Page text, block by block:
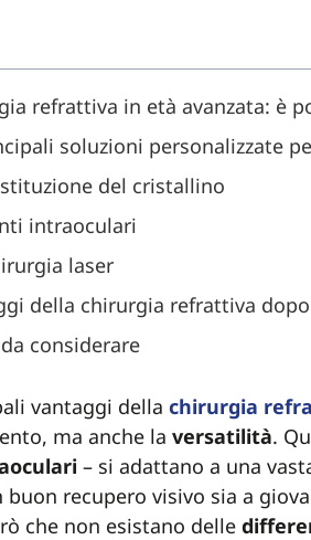
refrattiva in età avanzata: è
soluzioni personalizzate
del cristallino
intraoculari
laser
della chirurgia refrattiva
considerare
vantaggi della chirurgia
ma anche la versatilità.
– si adattano a una
recupero visivo sia a
che non esistano delle